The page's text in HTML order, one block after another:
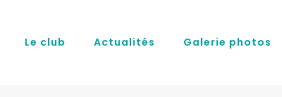
Le club Actualités Galerie photos